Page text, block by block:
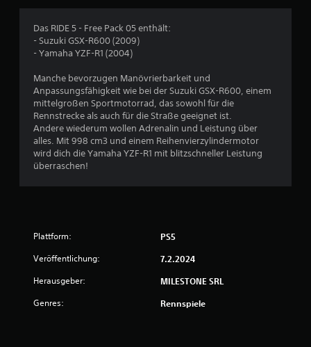
7
B
w
r
Das RIDE 5 - Free Pack 05 enthält:
- Suzuki GSX-R600 (2009)
- Yamaha YZF-R1 (2004)
Manche bevorzugen Manövrierbarkeit und
Anpassungsfähigkeit wie bei der Suzuki GSX-R600, einem
mittelgroßen Sportmotorrad, das sowohl für die
Rennstrecke als auch für die Straße geeignet ist.
Andere wiederum wollen Adrenalin und Leistung über
alles. Mit 998 cm3 und einem Reihenvierzylindermotor
wird dich die Yamaha YZF-R1 mit blitzschneller Leistung
überraschen!
Plattform: PS5
Veröffentlichung: 7.2.2024
Herausgeber: MILESTONE SRL
Genres: Rennspiele